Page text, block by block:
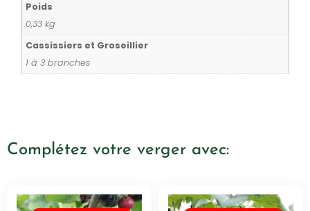
Poids
0,33 kg
Cassissiers et Groseillier
1 à 3 branches
Complétez votre verger avec: